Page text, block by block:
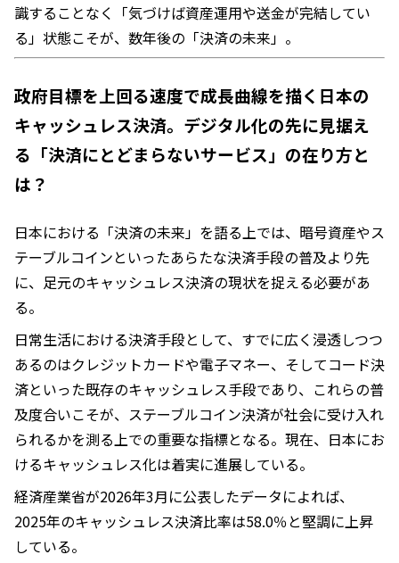
識することなく「気づけば資産運用や送金が完結してい
る」状態こそが、数年後の「決済の未来」。
政府目標を上回る速度で成長曲線を描く日本の
キャッシュレス決済。デジタル化の先に見据え
る「決済にとどまらないサービス」の在り方と
は？
日本における「決済の未来」を語る上では、暗号資産やス
テーブルコインといったあらたな決済手段の普及より先
に、足元のキャッシュレス決済の現状を捉える必要があ
る。
日常生活における決済手段として、すでに広く浸透しつつ
あるのはクレジットカードや電子マネー、そしてコード決
済といった既存のキャッシュレス手段であり、これらの普
及度合いこそが、ステーブルコイン決済が社会に受け入れ
られるかを測る上での重要な指標となる。現在、日本にお
けるキャッシュレス化は着実に進展している。
経済産業省が2026年3月に公表したデータによれば、
2025年のキャッシュレス決済比率は58.0％と堅調に上昇
している。